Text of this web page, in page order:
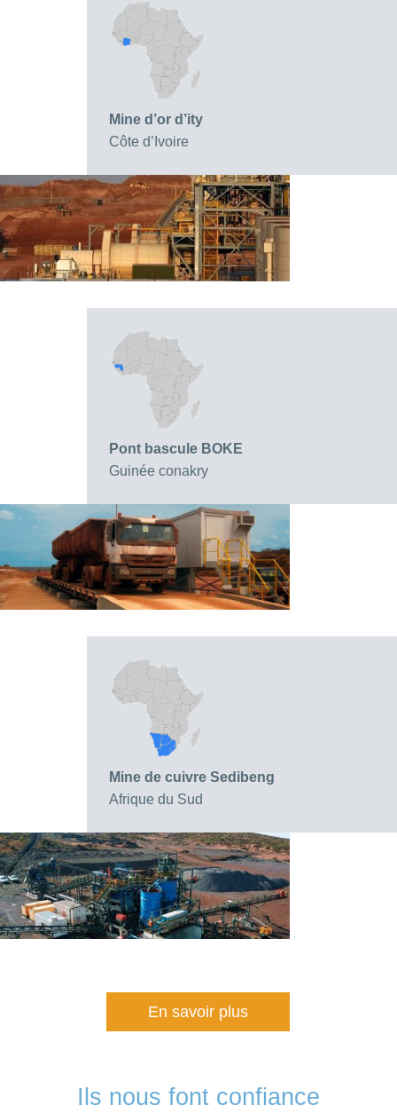
Mine d’or d’ity
Côte d’Ivoire
Pont bascule BOKE
Guinée conakry
Mine de cuivre Sedibeng
Afrique du Sud
En savoir plus
Ils nous font confiance